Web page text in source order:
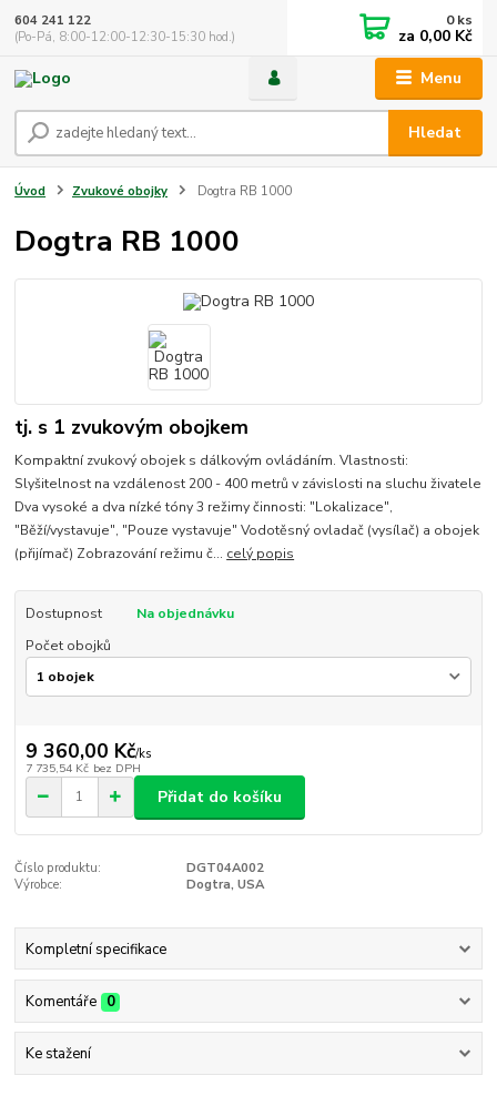
Menu
Hledat
604 241 122
(Po-Pá, 8:00-12:00-12:30-15:30 hod.)
0ks
za 0,00 Kč
Úvod Zvukové obojky Dogtra RB 1000
Dogtra RB 1000
tj. s 1 zvukovým obojkem
Kompaktní zvukový obojek s dálkovým ovládáním. Vlastnosti:
Slyšitelnost na vzdálenost 200 - 400 metrů v závislosti na sluchu živatele
Dva vysoké a dva nízké tóny 3 režimy činnosti: "Lokalizace",
"Běží/vystavuje", "Pouze vystavuje" Vodotěsný ovladač (vysílač) a obojek
(přijímač) Zobrazování režimu č... celý popis
Dostupnost
Na objednávku
Počet obojků
9 360,00 Kč/ks
7 735,54 Kč bez DPH
Přidat do košíku
Číslo produktu:
DGT04A002
Výrobce:
Dogtra, USA
Kompletní specifikace
Komentáře 0
Ke stažení